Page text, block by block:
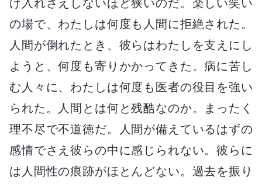
の場で、わたしは何度も人間に拒絶された。
人間が倒れたとき、彼らはわたしを支えにし
ようと、何度も寄りかかってきた。病に苦し
む人々に、わたしは何度も医者の役目を強い
られた。人間とは何と残酷なのか。まったく
理不尽で不道徳だ。人間が備えているはずの
感情でさえ彼らの中に感じられない。彼らに
は人間性の痕跡がほとんどない。過去を振り